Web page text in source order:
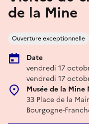
de la Mine
Ouverture exceptionnelle
Date
vendredi 17
vendredi 17
Musée de la
33 Place de la
Bourgogne-